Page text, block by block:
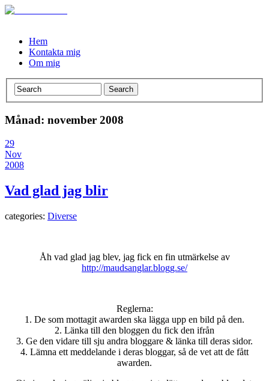
Hem
Kontakta mig
Om mig
Månad: november 2008
29
Nov
2008
Vad glad jag blir
categories: Diverse
Åh vad glad jag blev, jag fick en fin utmärkelse av
http://maudsanglar.blogg.se/
Reglerna:
1. De som mottagit awarden ska lägga upp en bild på den.
2. Länka till den bloggen du fick den ifrån
3. Ge den vidare till sju andra bloggare & länka till deras sidor.
4. Lämna ett meddelande i deras bloggar, så de vet att de fått
awarden.